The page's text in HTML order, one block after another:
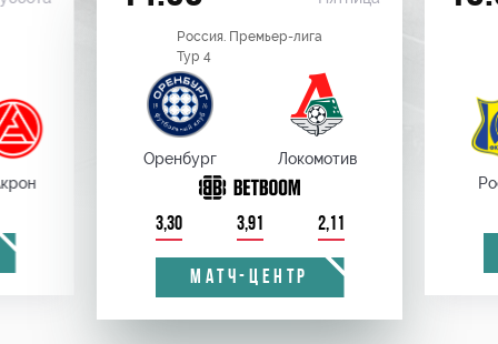
Россия. Премьер-лига
Тур 4
Оренбург Локомотив
3,30 3,91 2,11
МАТЧ-ЦЕНТР